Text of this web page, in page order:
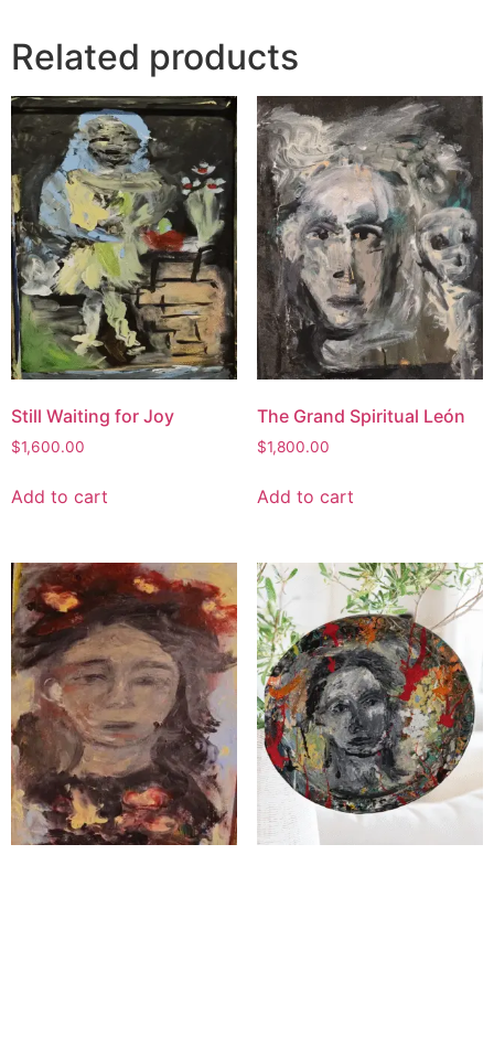
Related products
Still Waiting for Joy
$1,600.00
Add to cart
The Grand Spiritual León
$1,800.00
Add to cart